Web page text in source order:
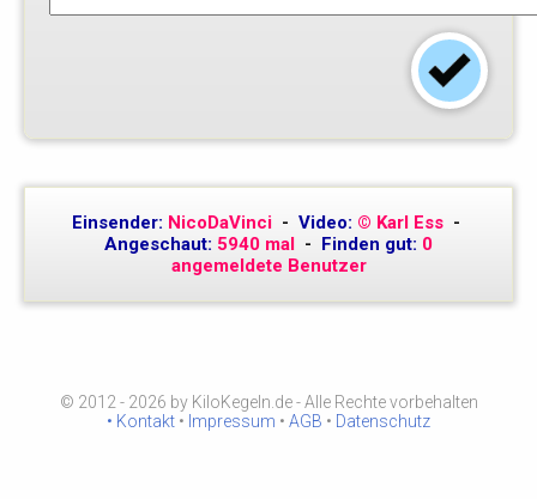
Einsender: NicoDaVinci - Video: © Karl Ess -
Angeschaut: 5940 mal - Finden gut: 0
angemeldete Benutzer
© 2012 - 2026 by KiloKegeln.de - Alle Rechte vorbehalten
• Kontakt • Impressum • AGB • Datenschutz